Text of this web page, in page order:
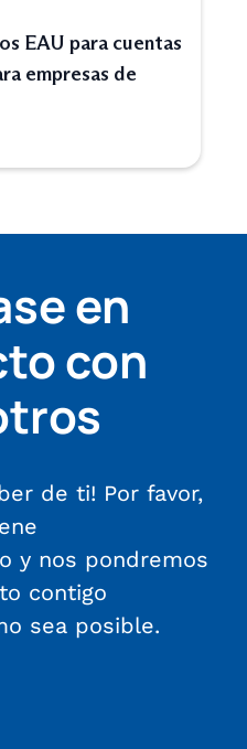
EAU para cuentas
empresas de
en
con
de ti! Por favor,
y nos pondremos
contigo
sea posible.